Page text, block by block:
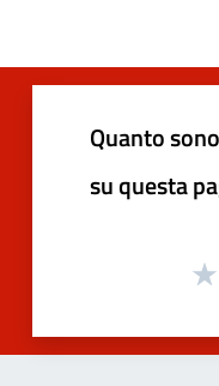
Quanto
su questa